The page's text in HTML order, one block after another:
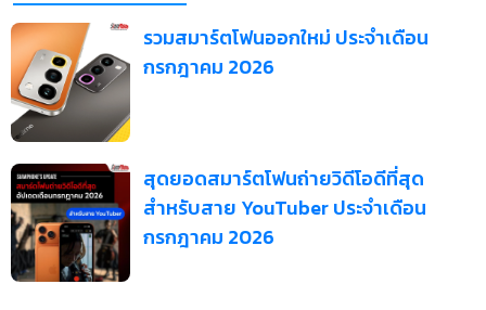
รวมสมาร์ตโฟนออกใหม่ ประจำเดือน
กรกฎาคม 2026
สุดยอดสมาร์ตโฟนถ่ายวิดีโอดีที่สุด
สำหรับสาย YouTuber ประจำเดือน
กรกฎาคม 2026